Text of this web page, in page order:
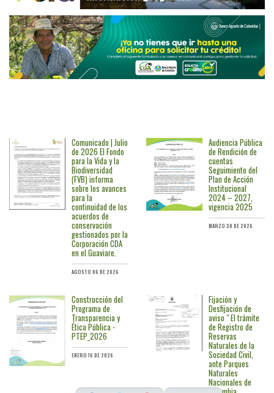
Comunicado | Julio
de 2026 El Fondo
para la Vida y la
Biodiversidad
(FVB) informa
sobre los avances
para la
continuidad de los
acuerdos de
conservación
gestionados por la
Corporación CDA
en el Guaviare.
AGOSTO 06 DE 2026
Audiencia Pública
de Rendición de
cuentas
Seguimiento del
Plan de Acción
Institucional
2024 – 2027,
vigencia 2025
MARZO 30 DE 2026
Construcción del
Programa de
Transparencia y
Ética Pública -
PTEP_2026
ENERO 16 DE 2026
Fijación y
Desfijación de
aviso " El trámite
de Registro de
Reservas
Naturales de la
Sociedad Civil,
ante Parques
Naturales
Nacionales de